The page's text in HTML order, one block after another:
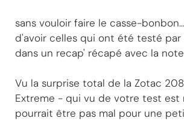
sans vouloir faire le casse-
d'avoir celles qui ont été testé
dans un recap' récapé avec la
Vu la surprise total de la Zotac
Extreme - qui vu de votre test est
pourrait être pas mal pour une